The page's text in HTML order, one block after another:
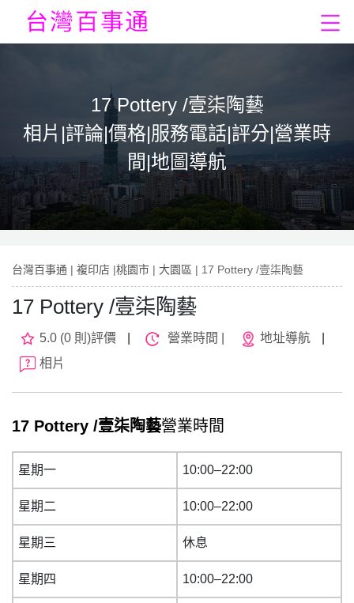
17 Pottery /壹柒陶藝
相片|評論|價格|服務電話|評分|營業時
間|地圖導航
台灣百事通 | 複印店 |桃園市 | 大園區 | 17 Pottery /壹柒陶藝
17 Pottery /壹柒陶藝
5.0 (0 則)評價 營業時間 | 地址導航
相片
17 Pottery /壹柒陶藝營業時間
星期一 10:00–22:00
星期二 10:00–22:00
星期三 休息
星期四 10:00–22:00